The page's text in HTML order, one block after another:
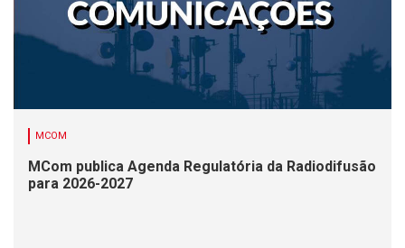
MCOM
MCom publica Agenda Regulatória da Radiodifusão
para 2026-2027